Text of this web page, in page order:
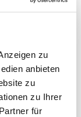
zu
anbieten
zu
zu Ihrer
für